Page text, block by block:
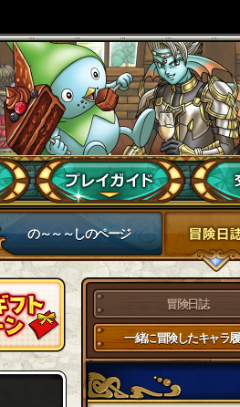
の～～～しのページ
冒険日誌
一緒に冒険したキャラ